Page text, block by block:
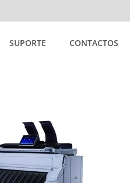
SUPORTE CONTACTOS